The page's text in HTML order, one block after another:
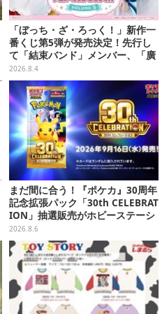
「ぼっち・ざ・ろっく！」新作一
番くじ第5弾が発売決定！先行し
て「結束バンド」メンバー、「廣
井きくり」のメイド衣装フィギュ
アを公開
2026.8.4
まだ間に合う！『ポケカ』30周年
記念拡張パック「30th CELEBRAT
ION」抽選販売がホビーステーシ
ョンで実施中、8月6日まで
2026.8.6